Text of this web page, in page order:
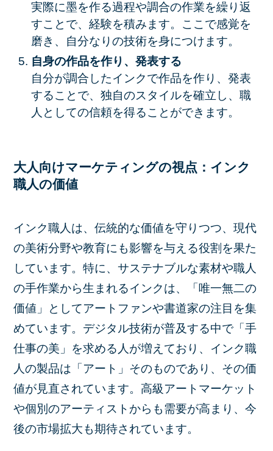
実際に墨を作る過程や調合の作業を繰り返
すことで、経験を積みます。ここで感覚を
磨き、自分なりの技術を身につけます。
自身の作品を作り、発表する
自分が調合したインクで作品を作り、発表
することで、独自のスタイルを確立し、職
人としての信頼を得ることができます。
大人向けマーケティングの視点：インク
職人の価値
インク職人は、伝統的な価値を守りつつ、現代
の美術分野や教育にも影響を与える役割を果た
しています。特に、サステナブルな素材や職人
の手作業から生まれるインクは、「唯一無二の
価値」としてアートファンや書道家の注目を集
めています。デジタル技術が普及する中で「手
仕事の美」を求める人が増えており、インク職
人の製品は「アート」そのものであり、その価
値が見直されています。高級アートマーケット
や個別のアーティストからも需要が高まり、今
後の市場拡大も期待されています。